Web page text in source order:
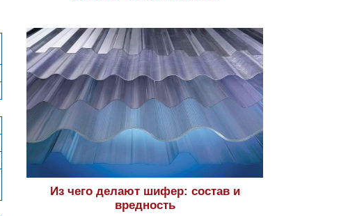
Из чего делают шифер: состав и
вредность